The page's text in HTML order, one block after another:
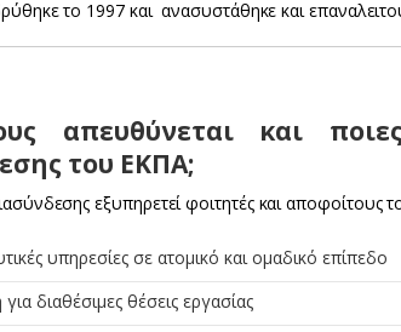
το 1997 και ανασυστάθηκε και
απευθύνεται και
του ΕΚΠΑ;
εξυπηρετεί φοιτητές και αποφοίτους
υπηρεσίες σε ατομικό και ομαδικό επίπεδο
διαθέσιμες θέσεις εργασίας